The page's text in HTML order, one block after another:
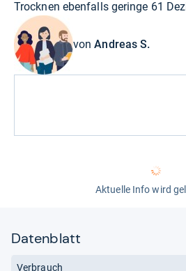
Trocknen ebenfalls geringe 61
vonAndreas S.
Aktuelle Info wird
Datenblatt
Verbrauch